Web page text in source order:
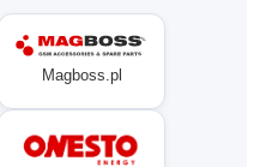
Magboss.pl